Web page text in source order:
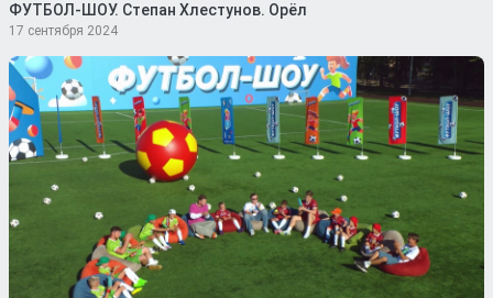
ФУТБОЛ-ШОУ. Степан Хлестунов. Орёл
17 сентября 2024